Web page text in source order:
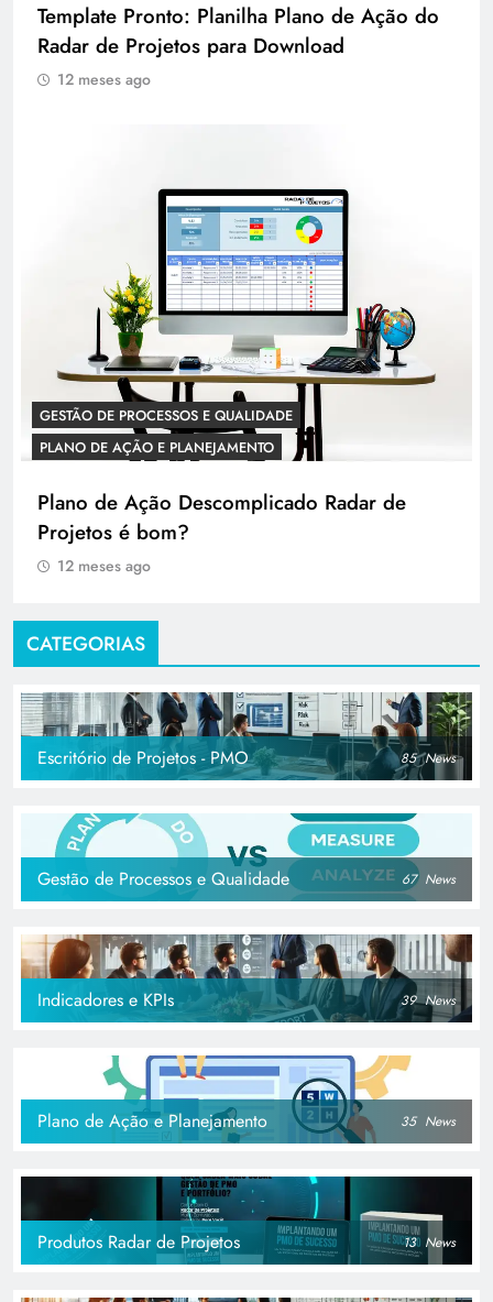
Template Pronto: Planilha Plano de Ação do
Radar de Projetos para Download
12 meses ago
GESTÃO DE PROCESSOS E QUALIDADE
PLANO DE AÇÃO E PLANEJAMENTO
Plano de Ação Descomplicado Radar de
Projetos é bom?
12 meses ago
CATEGORIAS
Escritório de Projetos - PMO 85 News
Gestão de Processos e Qualidade 67 News
Indicadores e KPIs 39 News
Plano de Ação e Planejamento 35 News
Produtos Radar de Projetos 13 News